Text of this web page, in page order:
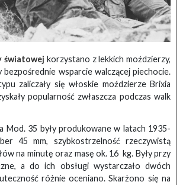
światowej korzystano z lekkich moździerzy,
bezpośrednie wsparcie walczącej piechocie.
zaliczały się włoskie moździerze Brixia
popularność zwłaszcza podczas walk
Mod. 35 były produkowane w latach 1935-
45 mm, szybkostrzelność rzeczywistą
na minutę oraz masę ok. 16 kg. Były przy
a do ich obsługi wystarczało dwóch
różnie oceniano. Skarżono się na